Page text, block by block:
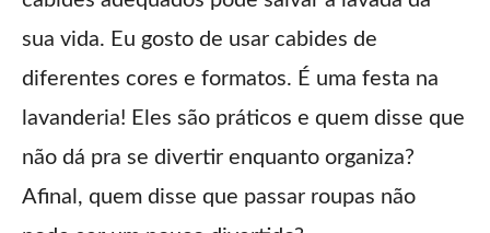
sua vida. Eu gosto de usar cabides de
diferentes cores e formatos. É uma festa na
lavanderia! Eles são práticos e quem disse que
não dá pra se divertir enquanto organiza?
Afinal, quem disse que passar roupas não